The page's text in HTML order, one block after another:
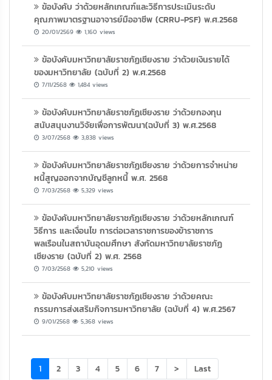
ข้อบังคับ ว่าด้วยหลักเกณฑ์และวิธีการประเมินระดับ
คุณภาพมาตรฐานอาจารย์มืออาชีพ (CRRU-PSF) พ.ศ.2568
20/01/2569 1,160 views
ข้อบังคับมหาวิทยาลัยราชภัฏเชียงราย ว่าด้วยเงินรายได้
ของมหาวิทยาลัย (ฉบับที่ 2) พ.ศ.2568
7/11/2568 1,484 views
ข้อบังคับมหาวิทยาลัยราชภัฏเชียงราย ว่าด้วยกองทุน
สนับสนุนงานวิจัยเพื่อการพัฒนา(ฉบับที่ 3) พ.ศ.2568
3/07/2568 3,838 views
ข้อบังคับมหาวิทยาลัยราชภัฏเชียงราย ว่าด้วยการจำหน่าย
หนี้สูญออกจากบัญชีลูกหนี้ พ.ศ. 2568
7/03/2568 5,329 views
ข้อบังคับมหาวิทยาลัยราชภัฏเชียงราย ว่าด้วยหลักเกณฑ์
วิธีการ และเงื่อนไข การต่อเวลาราชการของข้าราชการ
พลเรือนในสถาบันอุดมศึกษา สังกัดมหาวิทยาลัยราชภัฏ
เชียงราย (ฉบับที่ 2) พ.ศ. 2568
7/03/2568 5,210 views
ข้อบังคับมหาวิทยาลัยราชภัฏเชียงราย ว่าด้วยคณะ
กรรมการส่งเสริมกิจการมหาวิทยาลัย (ฉบับที่ 4) พ.ศ.2567
9/01/2568 5,368 views
1(current)
2 3 4 5 6 7 > Last